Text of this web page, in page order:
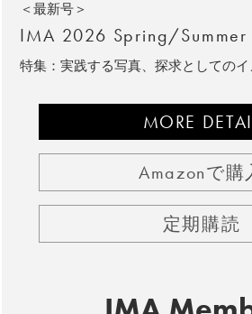
＜最新号＞
IMA 2026 Spring/Summer
特集：実践する写真、探求としてのイ
MORE
Amazonで購
定期購読